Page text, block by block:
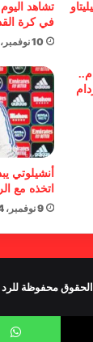
تشاهد
في كرة
10 نوفمبر، 2024
أنشيلوتي
اتخذه مع
9 نوفمبر، 2024